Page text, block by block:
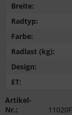
Breite:
Radtyp:
Farbe:
Radlast (kg):
Design:
ET:
Artikel-
Nr.: